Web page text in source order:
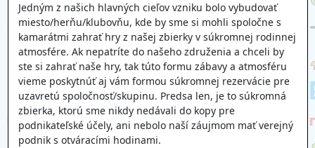
Jedným z našich hlavných cieľov vzniku bolo vybudovať
miesto/herňu/klubovňu, kde by sme si mohli spoločne s
kamarátmi zahrať hry z našej zbierky v súkromnej rodinnej
atmosfére. Ak nepatríte do našeho združenia a chceli by
ste si zahrať naše hry, tak túto formu zábavy a atmosféru
vieme poskytnúť aj vám formou súkromnej rezervácie pre
uzavretú spoločnosť/skupinu. Predsa len, je to súkromná
zbierka, ktorú sme nikdy nedávali do kopy pre
podnikateľské účely, ani nebolo naší záujmom mať verejný
podnik s otváracími hodinami.